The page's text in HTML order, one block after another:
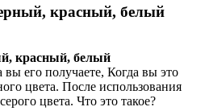
красный, белый
красный, белый
вы его получаете, Когда вы это
цвета. После использования
цвета. Что это такое?